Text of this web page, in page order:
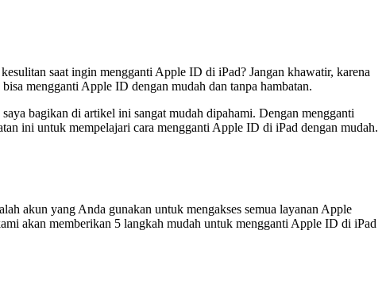
saat ingin mengganti Apple ID di iPad? Jangan khawatir, karena
mengganti Apple ID dengan mudah dan tanpa hambatan.
bagikan di artikel ini sangat mudah dipahami. Dengan mengganti
ini untuk mempelajari cara mengganti Apple ID di iPad dengan mudah.
akun yang Anda gunakan untuk mengakses semua layanan Apple
akan memberikan 5 langkah mudah untuk mengganti Apple ID di iPad